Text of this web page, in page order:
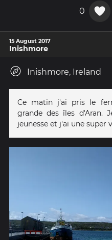
0
15 August 2017
Inishmore
Inishmore, Ireland
Ce matin j'ai pris le
grande des îles d'Aran.
jeunesse et j'ai une super